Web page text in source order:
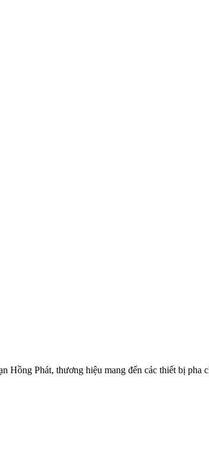
Phát, thương hiệu mang đến các thiết bị pha